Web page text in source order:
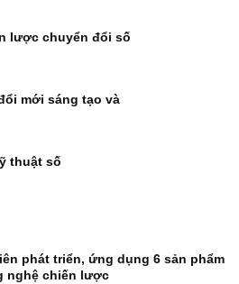
lược chuyển đổi số
mới sáng tạo và
thuật số
phát triển, ứng dụng 6 sản phẩm
nghệ chiến lược